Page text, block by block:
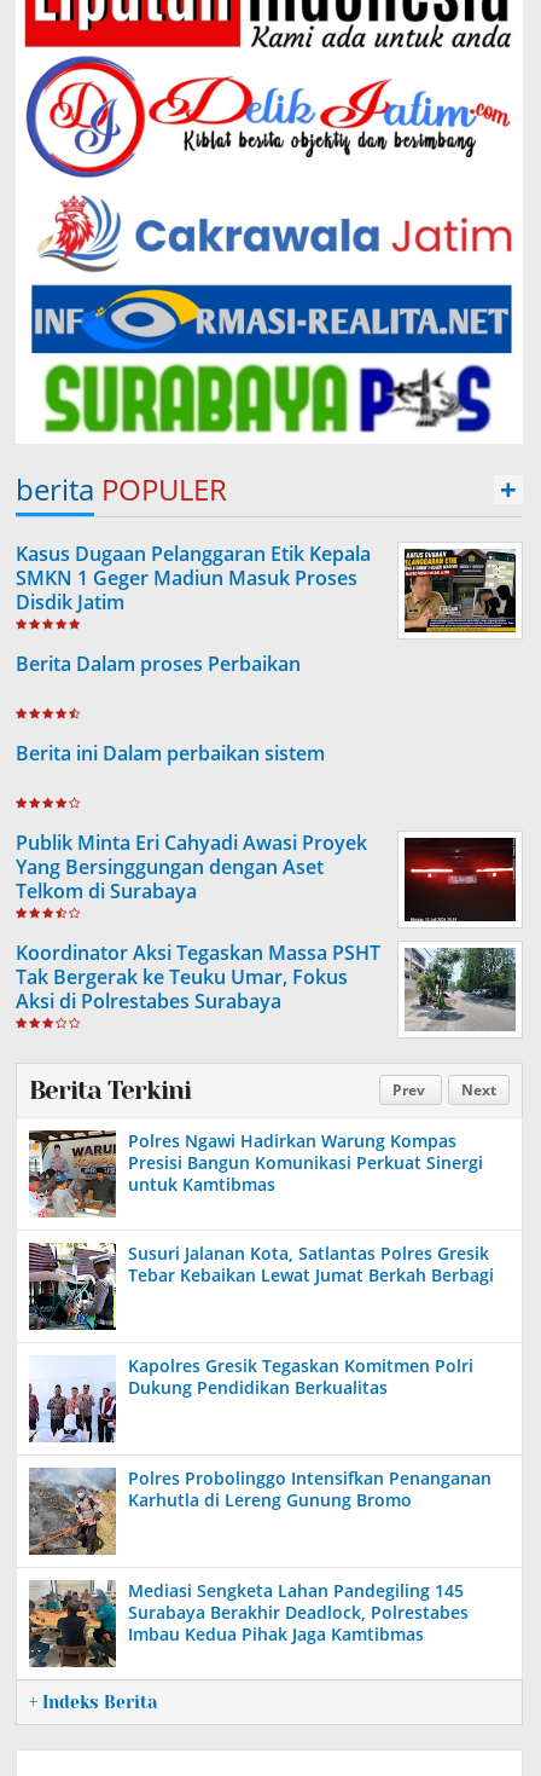
berita POPULER +
Kasus Dugaan Pelanggaran Etik Kepala
SMKN 1 Geger Madiun Masuk Proses
Disdik Jatim
Berita Dalam proses Perbaikan
Berita ini Dalam perbaikan sistem
Publik Minta Eri Cahyadi Awasi Proyek
Yang Bersinggungan dengan Aset
Telkom di Surabaya
Koordinator Aksi Tegaskan Massa PSHT
Tak Bergerak ke Teuku Umar, Fokus
Aksi di Polrestabes Surabaya
Prev Next
Berita Terkini
Polres Ngawi Hadirkan Warung Kompas
Presisi Bangun Komunikasi Perkuat Sinergi
untuk Kamtibmas
Susuri Jalanan Kota, Satlantas Polres Gresik
Tebar Kebaikan Lewat Jumat Berkah Berbagi
Kapolres Gresik Tegaskan Komitmen Polri
Dukung Pendidikan Berkualitas
Polres Probolinggo Intensifkan Penanganan
Karhutla di Lereng Gunung Bromo
Mediasi Sengketa Lahan Pandegiling 145
Surabaya Berakhir Deadlock, Polrestabes
Imbau Kedua Pihak Jaga Kamtibmas
+ Indeks Berita